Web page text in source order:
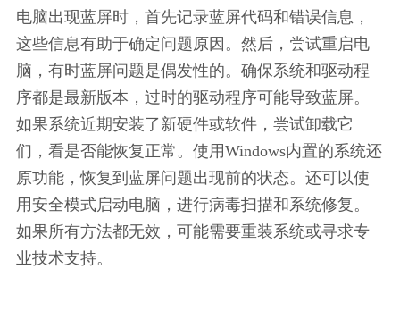
电脑出现蓝屏时，首先记录蓝屏代码和错误信息，
这些信息有助于确定问题原因。然后，尝试重启电
脑，有时蓝屏问题是偶发性的。确保系统和驱动程
序都是最新版本，过时的驱动程序可能导致蓝屏。
如果系统近期安装了新硬件或软件，尝试卸载它
们，看是否能恢复正常。使用Windows内置的系统还
原功能，恢复到蓝屏问题出现前的状态。还可以使
用安全模式启动电脑，进行病毒扫描和系统修复。
如果所有方法都无效，可能需要重装系统或寻求专
业技术支持。